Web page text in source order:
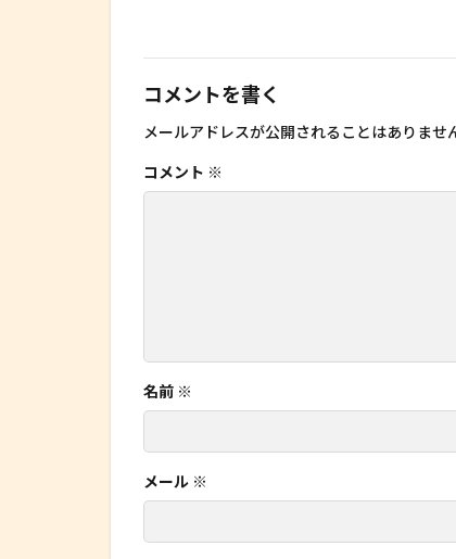
コメントを書く
メールアドレスが公開されることはありませ
コメント ※
名前 ※
メール ※